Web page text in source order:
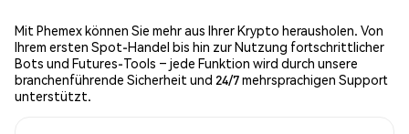
Mit Phemex können Sie mehr aus Ihrer Krypto herausholen. Von
Ihrem ersten Spot-Handel bis hin zur Nutzung fortschrittlicher
Bots und Futures-Tools – jede Funktion wird durch unsere
branchenführende Sicherheit und 24/7 mehrsprachigen Support
unterstützt.